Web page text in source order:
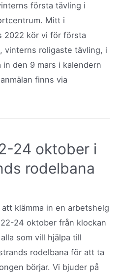
första tävling i
Mitt i
2022 kör vi för första
vinterns roligaste tävling, i
in den 9 mars i kalendern
finns via
24 oktober i
rodelbana
klämma in en arbetshelg
24 oktober från klockan
som vill hjälpa till
rodelbana för att ta
börjar. Vi bjuder på